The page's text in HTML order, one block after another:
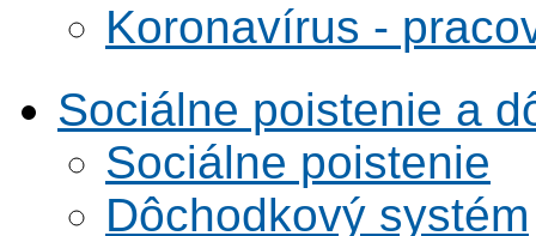
Koronavírus -
Sociálne poistenie a
Sociálne poistenie
Dôchodkový systém